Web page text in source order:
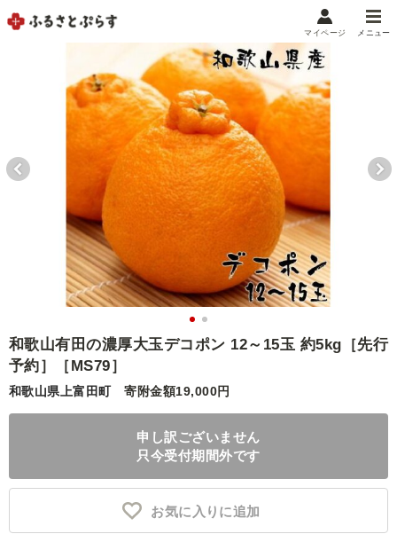
メニュー
マイページ
閲覧履歴
メニュー
お礼の品から探す
お礼の品をカテゴリや金額で絞り込み
自治体から探す
ランキング
特集・おすすめ
マイページ
和歌山有田の濃厚大玉デコポン 12～15玉 約5kg［先行
予約］［MS79］
和歌山県上富田町 寄附金額19,000円
申し訳ございません
只今受付期間外です
お気に入りに追加